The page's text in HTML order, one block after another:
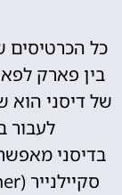
כל הכרטיסים
בין פארק
של דיסני הוא
לעבור
בדיסני